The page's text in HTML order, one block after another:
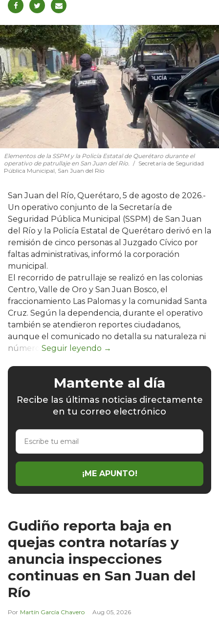
Elementos de la SSPM y la Policía Estatal de Querétaro durante el
operativo de patrullaje en San Juan del Río.
Secretaría de Seguridad
Pública Municipal, San Juan del Río
San Juan del Río, Querétaro, 5 de agosto de 2026.-
Un operativo conjunto de la Secretaría de
Seguridad Pública Municipal (SSPM) de San Juan
del Río y la Policía Estatal de Querétaro derivó en la
remisión de cinco personas al Juzgado Cívico por
faltas administrativas, informó la corporación
municipal.
El recorrido de patrullaje se realizó en las colonias
Centro, Valle de Oro y San Juan Bosco, el
fraccionamiento Las Palomas y la comunidad Santa
Cruz. Según la dependencia, durante el operativo
también se atendieron reportes ciudadanos,
aunque el comunicado no detalla su naturaleza ni
número.
Mantente al día
Recibe las últimas noticias directamente
en tu correo electrónico
Escribe
email
¡ME APUNTO!
Gudiño reporta baja en
quejas contra notarías y
anuncia inspecciones
continuas en San Juan del
Río
Martín García Chavero Aug 05, 2026